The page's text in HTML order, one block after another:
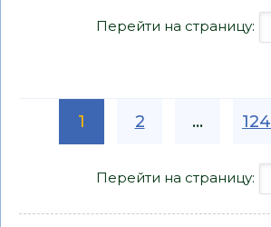
Перейти на страницу:
1 2 ... 124
Перейти на страницу: